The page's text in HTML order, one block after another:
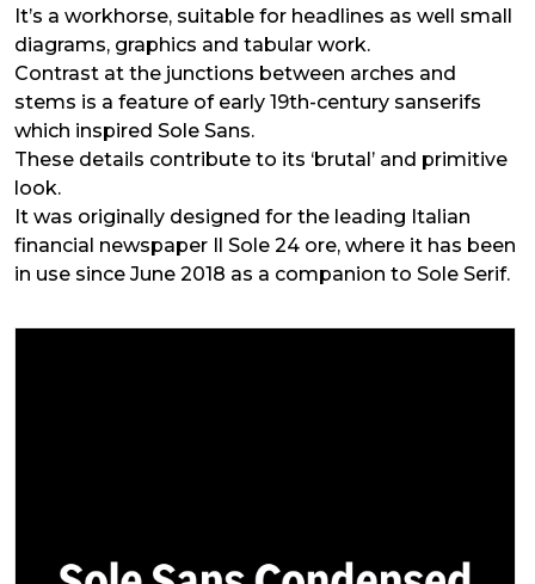
It’s a workhorse, suitable for headlines as well small
diagrams, graphics and tabular work.
Contrast at the junctions between arches and
stems is a feature of early 19th-century sanserifs
which inspired Sole Sans.
These details contribute to its ‘brutal’ and primitive
look.
It was originally designed for the leading Italian
financial newspaper Il Sole 24 ore, where it has been
in use since June 2018 as a companion to Sole Serif.